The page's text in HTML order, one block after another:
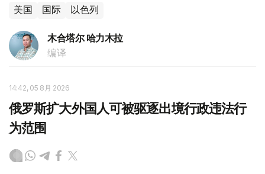
美国 国际 以色列
木合塔尔 哈力木拉
编译
14:42, 05 8月 2026
俄罗斯扩大外国人可被驱逐出境行政违法行
为范围